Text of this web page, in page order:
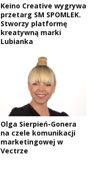
Keino Creative wygrywa
przetarg SM SPOMLEK.
Stworzy platformę
kreatywną marki
Lubianka
Olga Sierpień-Gonera
na czele komunikacji
marketingowej w
Vectrze